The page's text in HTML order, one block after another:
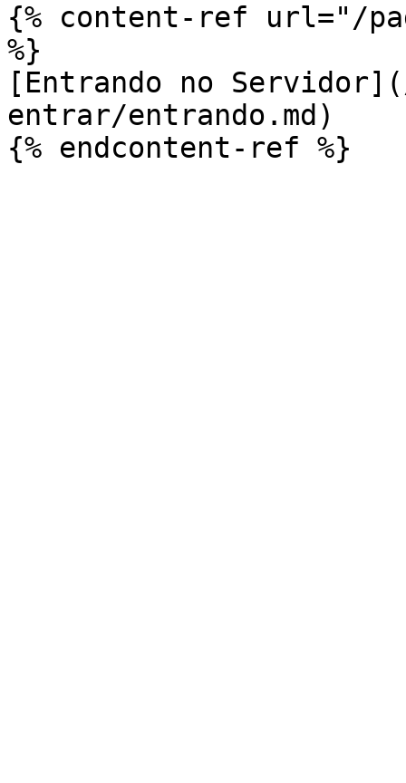
{% content-ref url="/
%}
[Entrando no
entrar/entrando.md)